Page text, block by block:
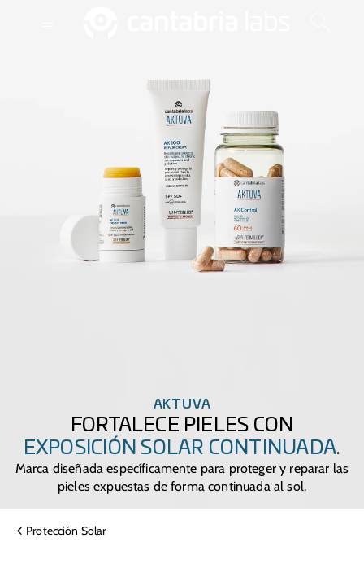
AKTUVA
FORTALECE PIELES CON
EXPOSICIÓN SOLAR CONTINUADA.
Marca diseñada específicamente para proteger y reparar las
pieles expuestas de forma continuada al sol.
Protección Solar